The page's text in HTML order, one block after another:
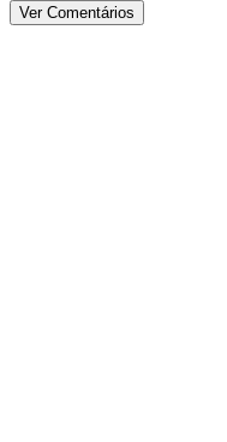
Ver Comentários